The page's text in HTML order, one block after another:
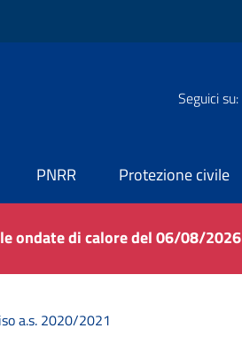
Seguici su:
PNRR Protezione civile
ondate di calore del 06/08/2026
a.s. 2020/2021